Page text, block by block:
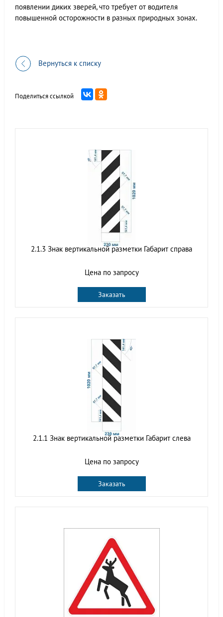
появлении диких зверей, что требует от водителя
повышенной осторожности в разных природных зонах.
Вернуться к списку
Поделиться ссылкой
2.1.3 Знак вертикальной разметки Габарит справа
Цена по запросу
Заказать
2.1.1 Знак вертикальной разметки Габарит слева
Цена по запросу
Заказать